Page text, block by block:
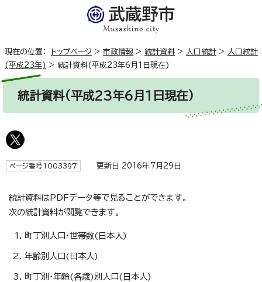
現在の位置： トップページ > 市政情報 > 統計資料 > 人口統計 > 人口統計
(平成23年) > 統計資料(平成23年6月1日現在)
統計資料(平成23年6月1日現在)
ページ番号1003397 更新日 2016年7月29日
統計資料はPDFデータ等で見ることができます。
次の統計資料が閲覧できます。
町丁別人口・世帯数(日本人)
年齢別人口(日本人)
町丁別・年齢(各歳)別人口(日本人)